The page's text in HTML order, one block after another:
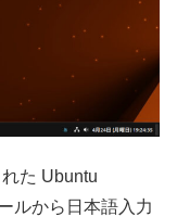
た Ubuntu
ルから日本語入力